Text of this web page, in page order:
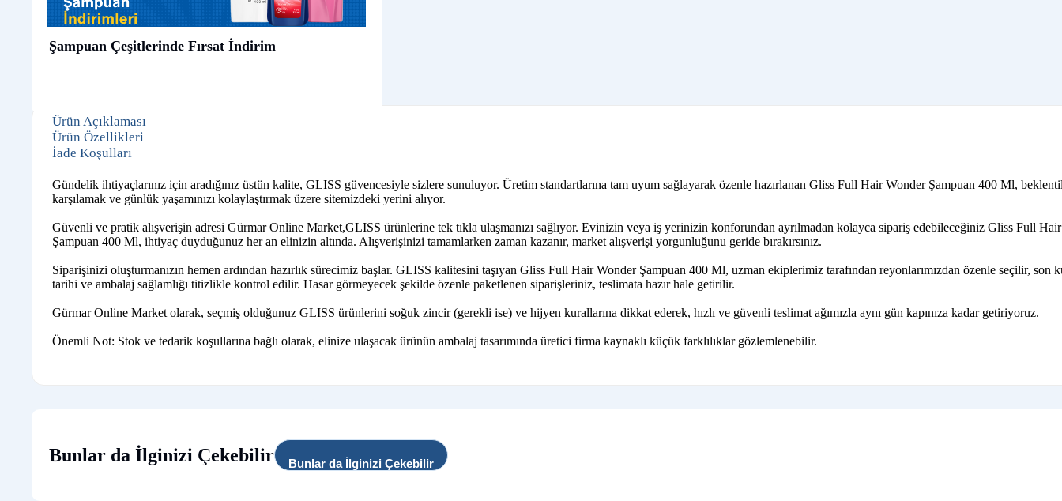
Şampuan Çeşitlerinde Fırsat İndirim
Ürün Açıklaması
Ürün Özellikleri
İade Koşulları
Gündelik ihtiyaçlarınız için aradığınız üstün kalite, GLISS güvencesiyle sizlere sunuluyor. Üretim standartlarına tam uyum sağlayarak özenle hazırlanan Gliss Full Hair Wonder Şampuan 400 Ml,
karşılamak ve günlük yaşamınızı kolaylaştırmak üzere sitemizdeki yerini alıyor.
Güvenli ve pratik alışverişin adresi Gürmar Online Market,GLISS ürünlerine tek tıkla ulaşmanızı sağlıyor. Evinizin veya iş yerinizin konforundan ayrılmadan kolayca sipariş edebileceğiniz Gliss Full
Şampuan 400 Ml, ihtiyaç duyduğunuz her an elinizin altında. Alışverişinizi tamamlarken zaman kazanır, market alışverişi yorgunluğunu geride bırakırsınız.
Siparişinizi oluşturmanızın hemen ardından hazırlık sürecimiz başlar. GLISS kalitesini taşıyan Gliss Full Hair Wonder Şampuan 400 Ml, uzman ekiplerimiz tarafından reyonlarımızdan özenle seçilir, son
tarihi ve ambalaj sağlamlığı titizlikle kontrol edilir. Hasar görmeyecek şekilde özenle paketlenen siparişleriniz, teslimata hazır hale getirilir.
Gürmar Online Market olarak, seçmiş olduğunuz GLISS ürünlerini soğuk zincir (gerekli ise) ve hijyen kurallarına dikkat ederek, hızlı ve güvenli teslimat ağımızla aynı gün kapınıza kadar getiriyoruz.
Önemli Not: Stok ve tedarik koşullarına bağlı olarak, elinize ulaşacak ürünün ambalaj tasarımında üretici firma kaynaklı küçük farklılıklar gözlemlenebilir.
Bunlar da İlginizi Çekebilir Bunlar da İlginizi Çekebilir